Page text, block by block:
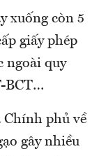
xuống còn 5
giấy phép
ngoài quy
BCT…
Chính phủ về
gây nhiều